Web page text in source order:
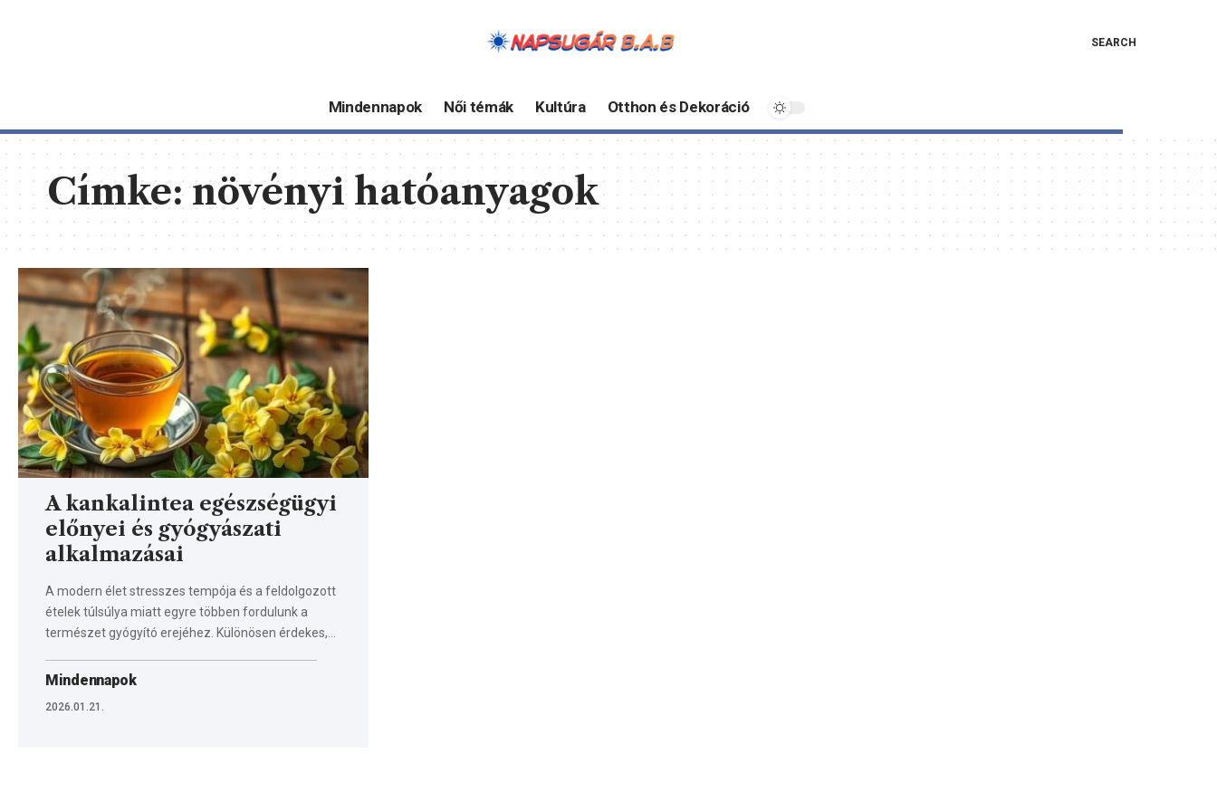
SEARCH
Mindennapok Női témák Kultúra Otthon és Dekoráció
Címke: növényi hatóanyagok
A kankalintea egészségügyi
előnyei és gyógyászati
alkalmazásai
A modern élet stresszes tempója és a feldolgozott
ételek túlsúlya miatt egyre többen fordulunk a
természet gyógyító erejéhez. Különösen érdekes,…
Mindennapok
2026.01.21.